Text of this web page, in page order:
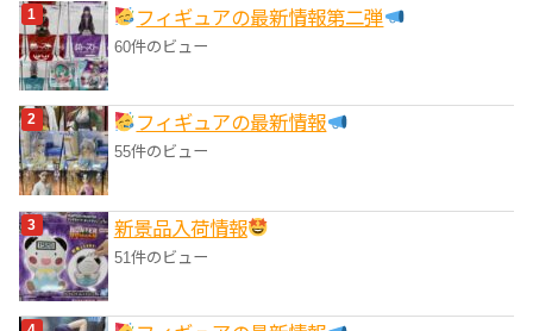
ー
フィギュアの最新情報第二弾
60件のビュー
フィギュアの最新情報
55件のビュー
‎新景品入荷情報
51件のビュー